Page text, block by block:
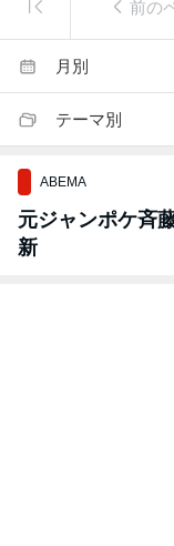
前の
月別
テーマ別
ABEMA
元ジャンポケ斉
新